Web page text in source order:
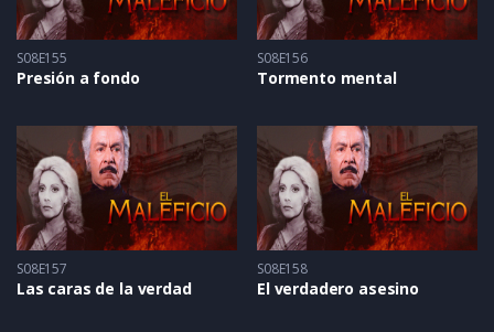
S08E155
Presión a fondo
S08E156
Tormento mental
S08E157
Las caras de la verdad
S08E158
El verdadero asesino